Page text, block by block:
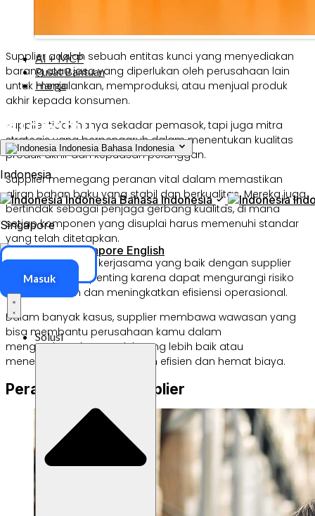
AI + MCP
Pusat Bantuan
Harga
Indonesia Bahasa Indonesia
Indonesia
Indonesia Bahasa Indonesia
Singapore
Singapore English
Masuk
Solusi
Supplier adalah sebuah entitas kunci yang menyediakan
barang atau jasa yang diperlukan oleh perusahaan lain
untuk menjalankan, memproduksi, atau menjual produk
akhir kepada konsumen.
Supplier tidak hanya sekadar pemasok, tapi juga mitra
strategis yang berpengaruh dalam menentukan kualitas
produk akhir dan kepuasan pelanggan.
Supplier memegang peranan vital dalam memastikan
aliran bahan baku yang stabil dan berkualitas. Mereka juga
bertindak sebagai penjaga gerbang kualitas, di mana
setiap komponen yang disuplai harus memenuhi standar
yang telah ditetapkan.
Dalam konteks ini, kerjasama yang baik dengan supplier
menjadi sangat penting karena dapat mengurangi risiko
keterlambatan dan meningkatkan efisiensi operasional.
Dalam banyak kasus, supplier membawa wawasan yang
bisa membantu perusahaan kamu dalam
mengembangkan produk yang lebih baik atau
menemukan solusi yang lebih efisien dan hemat biaya.
Peran dan Tugas Supplier